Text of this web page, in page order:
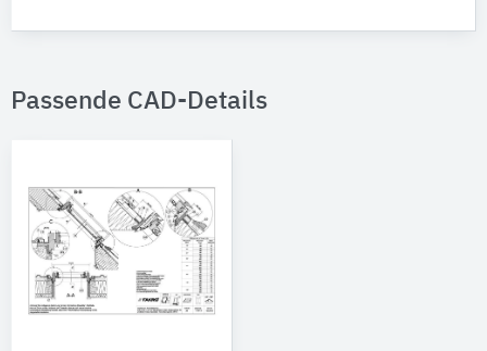
Passende CAD-Details